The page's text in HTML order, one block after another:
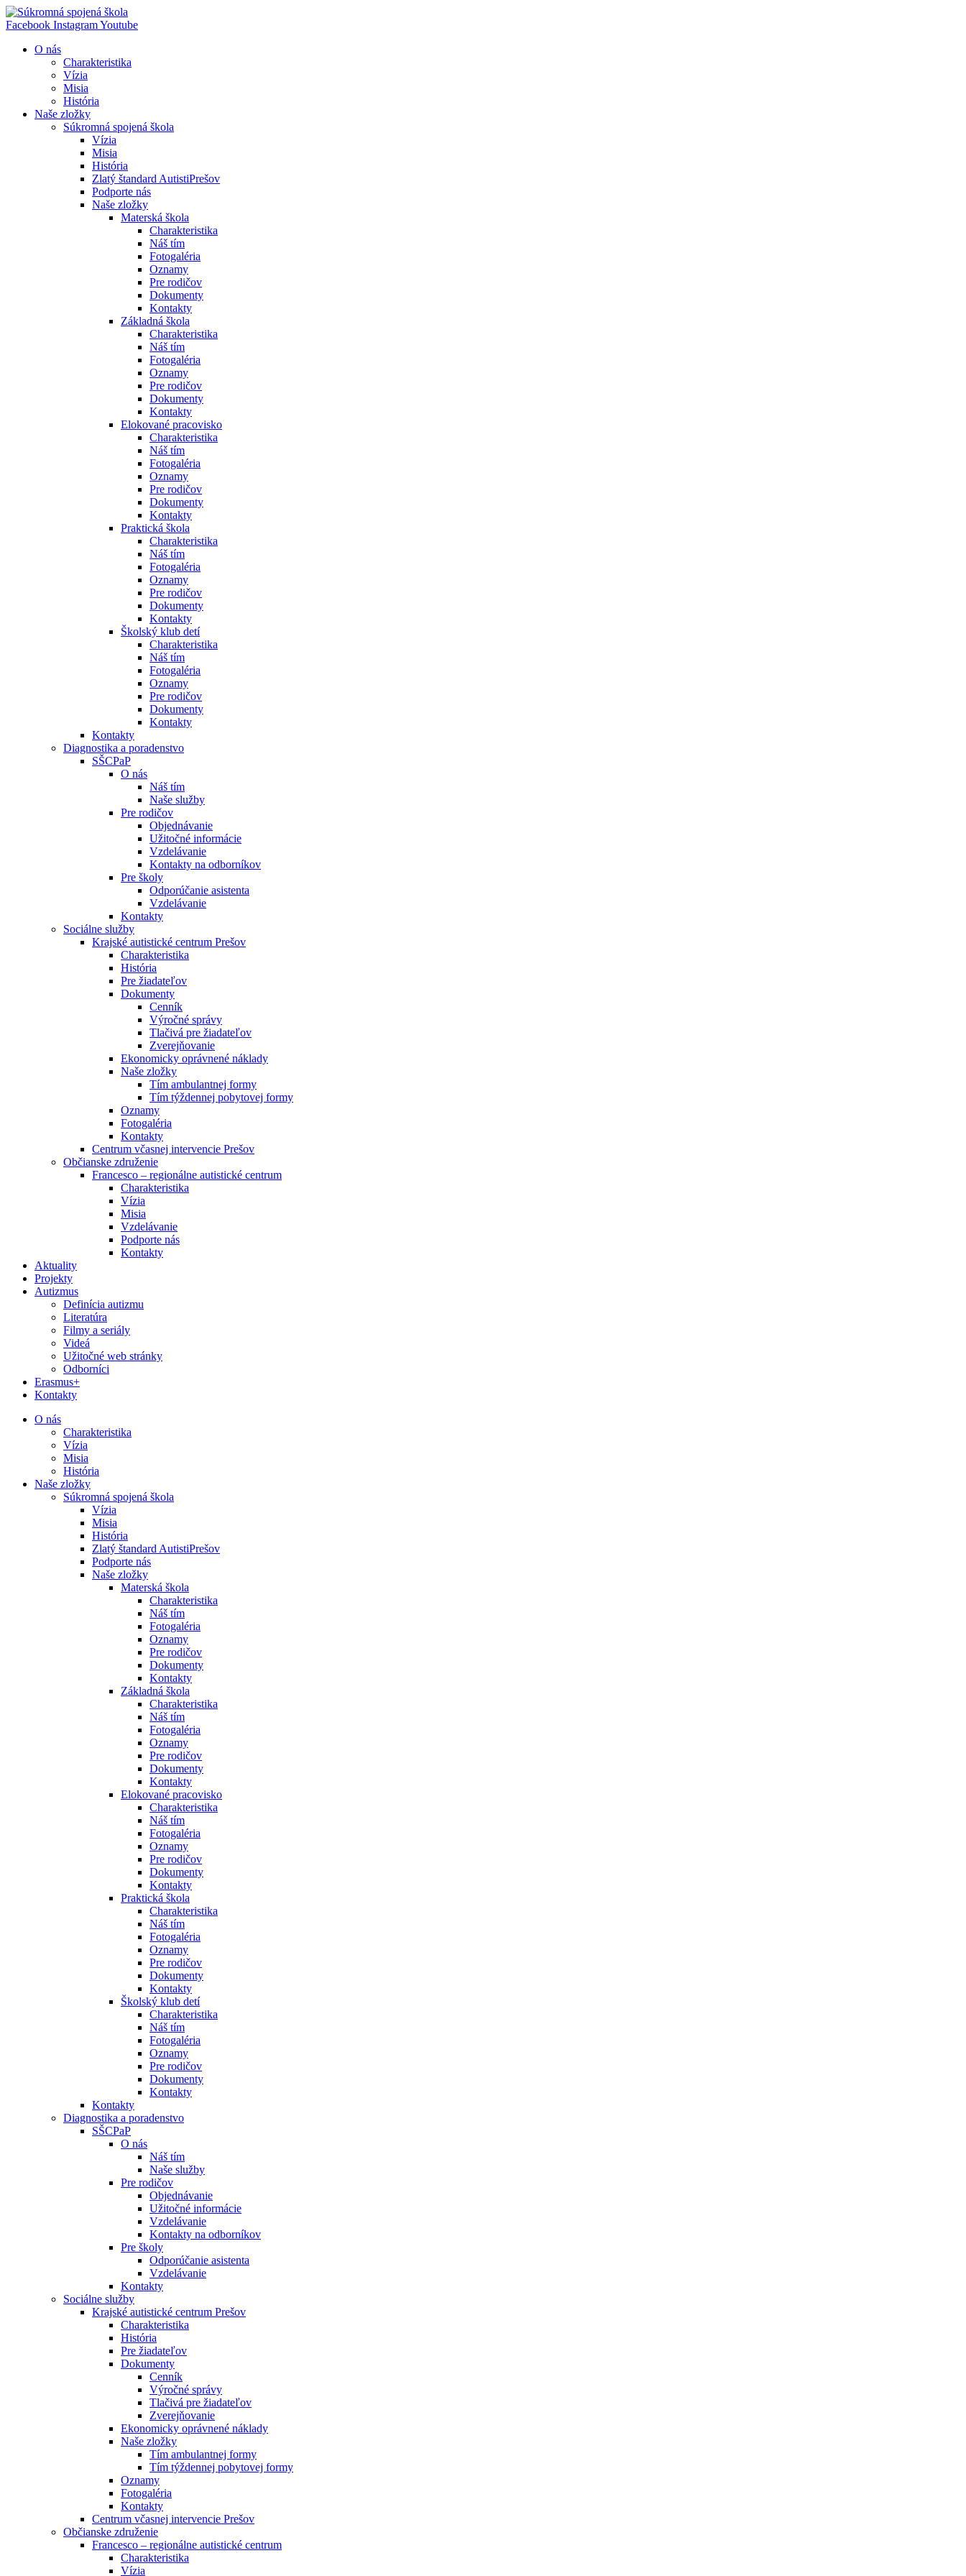
Preskočiť
na
Facebook InstagramYoutube
O nás
Charakteristika
Vízia
Misia
História
Naše zložky
Súkromná spojená škola
Vízia
Misia
História
Zlatý štandard AutistiPrešov
Podporte nás
Naše zložky
Materská škola
Charakteristika
Náš tím
Fotogaléria
Oznamy
Pre rodičov
Dokumenty
Kontakty
Základná škola
Charakteristika
Náš tím
Fotogaléria
Oznamy
Pre rodičov
Dokumenty
Kontakty
Elokované pracovisko
Charakteristika
Náš tím
Fotogaléria
Oznamy
Pre rodičov
Dokumenty
Kontakty
Praktická škola
Charakteristika
Náš tím
Fotogaléria
Oznamy
Pre rodičov
Dokumenty
Kontakty
Školský klub detí
Charakteristika
Náš tím
Fotogaléria
Oznamy
Pre rodičov
Dokumenty
Kontakty
Kontakty
Diagnostika a poradenstvo
SŠCPaP
O nás
Náš tím
Naše služby
Pre rodičov
Objednávanie
Užitočné informácie
Vzdelávanie
Kontakty na odborníkov
Pre školy
Odporúčanie asistenta
Vzdelávanie
Kontakty
Sociálne služby
Krajské autistické centrum Prešov
Charakteristika
História
Pre žiadateľov
Dokumenty
Cenník
Výročné správy
Tlačivá pre žiadateľov
Zverejňovanie
Ekonomicky oprávnené náklady
Naše zložky
Tím ambulantnej formy
Tím týždennej pobytovej formy
Oznamy
Fotogaléria
Kontakty
Centrum včasnej intervencie Prešov
Občianske združenie
Francesco – regionálne autistické centrum
Charakteristika
Vízia
Misia
Vzdelávanie
Podporte nás
Kontakty
Aktuality
Projekty
Autizmus
Definícia autizmu
Literatúra
Filmy a seriály
Videá
Užitočné web stránky
Odborníci
Erasmus+
Kontakty
O nás
Charakteristika
Vízia
Misia
História
Naše zložky
Súkromná spojená škola
Vízia
Misia
História
Zlatý štandard AutistiPrešov
Podporte nás
Naše zložky
Materská škola
Charakteristika
Náš tím
Fotogaléria
Oznamy
Pre rodičov
Dokumenty
Kontakty
Základná škola
Charakteristika
Náš tím
Fotogaléria
Oznamy
Pre rodičov
Dokumenty
Kontakty
Elokované pracovisko
Charakteristika
Náš tím
Fotogaléria
Oznamy
Pre rodičov
Dokumenty
Kontakty
Praktická škola
Charakteristika
Náš tím
Fotogaléria
Oznamy
Pre rodičov
Dokumenty
Kontakty
Školský klub detí
Charakteristika
Náš tím
Fotogaléria
Oznamy
Pre rodičov
Dokumenty
Kontakty
Kontakty
Diagnostika a poradenstvo
SŠCPaP
O nás
Náš tím
Naše služby
Pre rodičov
Objednávanie
Užitočné informácie
Vzdelávanie
Kontakty na odborníkov
Pre školy
Odporúčanie asistenta
Vzdelávanie
Kontakty
Sociálne služby
Krajské autistické centrum Prešov
Charakteristika
História
Pre žiadateľov
Dokumenty
Cenník
Výročné správy
Tlačivá pre žiadateľov
Zverejňovanie
Ekonomicky oprávnené náklady
Naše zložky
Tím ambulantnej formy
Tím týždennej pobytovej formy
Oznamy
Fotogaléria
Kontakty
Centrum včasnej intervencie Prešov
Občianske združenie
Francesco – regionálne autistické centrum
Charakteristika
Vízia